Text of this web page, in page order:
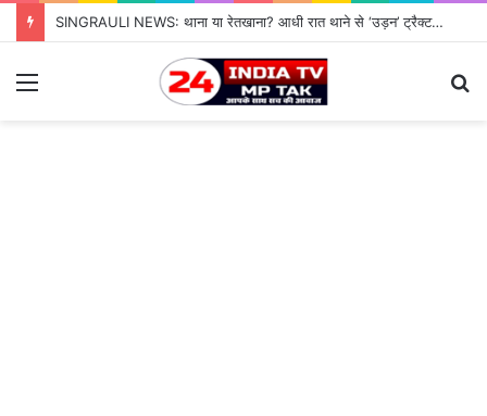
SINGRAULI NEWS: थाना या रेतखाना? आधी रात थाने से ‘उड़न’ ट्रैक्टर, जियावन पुलिस के पहरे में माफिया पास रेत माफिया के आगे नतमस्तक सिस्टम, सुशासन की पोल खोलती जियावन थाने की सनसनीखेज कहानी
Menu